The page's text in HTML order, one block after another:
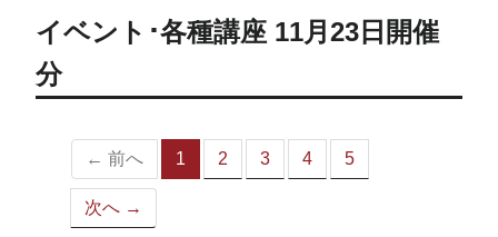
イベント･各種講座 11月23日開催
分
← 前へ 1
（こ
2 3 4 5
次へ →